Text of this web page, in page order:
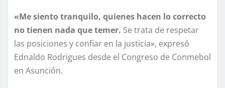
«Me siento tranquilo, quienes hacen lo correcto
no tienen nada que temer. Se trata de respetar
las posiciones y confiar en la justicia», expresó
Ednaldo Rodrigues desde el Congreso de Conmebol
en Asunción.